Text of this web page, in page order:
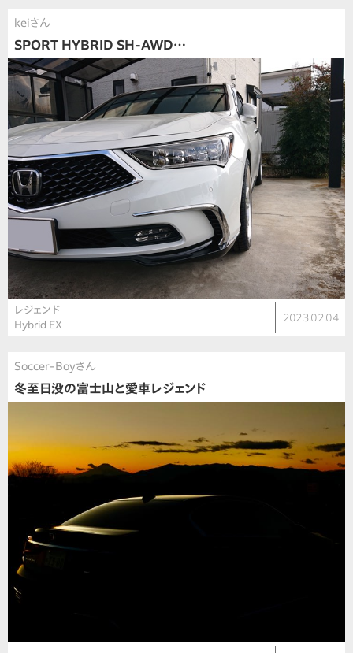
keiさん
SPORT HYBRID SH-AWD…
レジェンド
Hybrid EX
2023.02.04
Soccer-Boyさん
冬至日没の富士山と愛車レジェンド